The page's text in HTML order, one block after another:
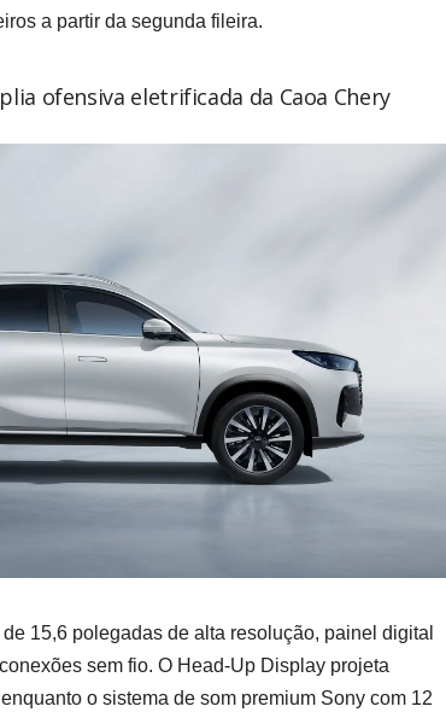
a partir da segunda fileira.
ofensiva eletrificada da Caoa Chery
15,6 polegadas de alta resolução, painel digital
sem fio. O Head-Up Display projeta
o sistema de som premium Sony com 12